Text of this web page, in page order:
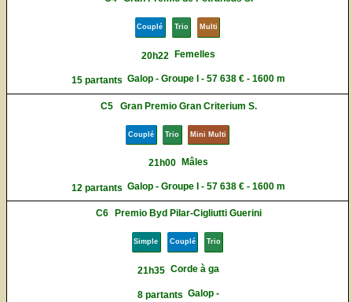
Couplé Trio Multi
20h22 Femelles
15 partants Galop - Groupe I - 57 638 € - 1600 m
C5 Gran Premio Gran Criterium S.
Couplé Trio Mini Multi
21h00 Mâles
12 partants Galop - Groupe I - 57 638 € - 1600 m
C6 Premio Byd Pilar-Cigliutti Guerini
Simple Couplé Trio
21h35 Corde à ga
8 partants Galop -